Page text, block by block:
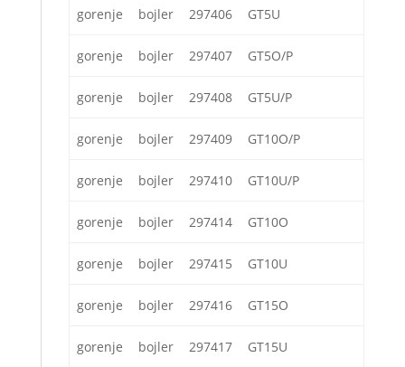
gorenje bojler 297406 GT5U
gorenje bojler 297407 GT5O/P
gorenje bojler 297408 GT5U/P
gorenje bojler 297409 GT10O/P
gorenje bojler 297410 GT10U/P
gorenje bojler 297414 GT10O
gorenje bojler 297415 GT10U
gorenje bojler 297416 GT15O
gorenje bojler 297417 GT15U